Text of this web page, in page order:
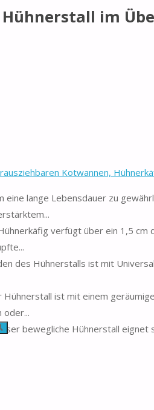
Hühnerstall im
Kotwannen,
lange Lebensdauer zu
verfügt über ein 1,5
des Hühnerstalls ist mit
Hühnerstall ist mit einem
oder...
bewegliche Hühnerstall eignet